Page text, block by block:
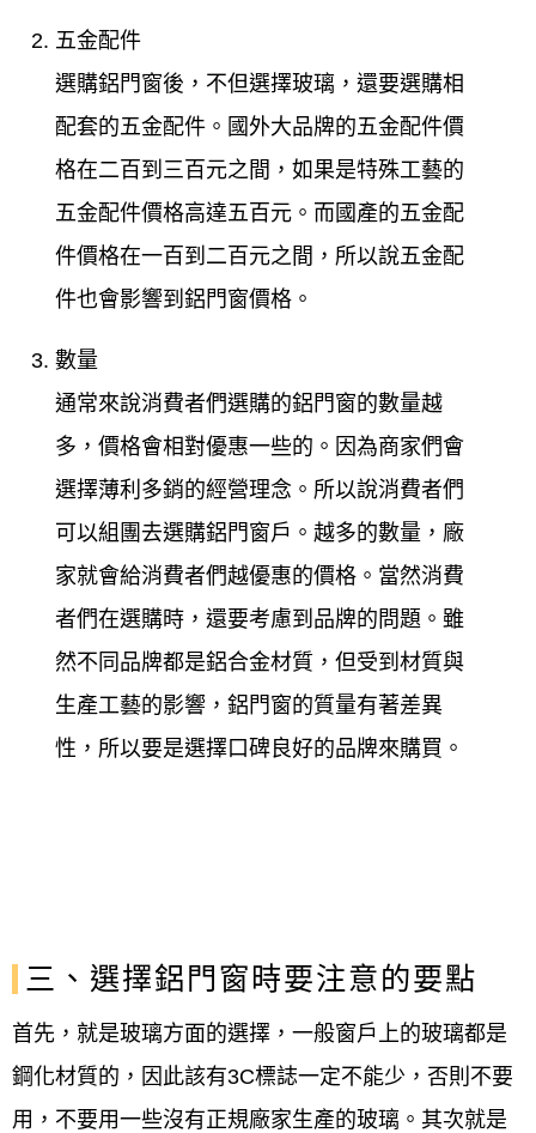
五金配件
選購鋁門窗後，不但選擇玻璃，還要選購相
配套的五金配件。國外大品牌的五金配件價
格在二百到三百元之間，如果是特殊工藝的
五金配件價格高達五百元。而國產的五金配
件價格在一百到二百元之間，所以說五金配
件也會影響到鋁門窗價格。
數量
通常來說消費者們選購的鋁門窗的數量越
多，價格會相對優惠一些的。因為商家們會
選擇薄利多銷的經營理念。所以說消費者們
可以組團去選購鋁門窗戶。越多的數量，廠
家就會給消費者們越優惠的價格。當然消費
者們在選購時，還要考慮到品牌的問題。雖
然不同品牌都是鋁合金材質，但受到材質與
生產工藝的影響，鋁門窗的質量有著差異
性，所以要是選擇口碑良好的品牌來購買。
三、選擇鋁門窗時要注意的要點
首先，就是玻璃方面的選擇，一般窗戶上的玻璃都是
鋼化材質的，因此該有3C標誌一定不能少，否則不要
用，不要用一些沒有正規廠家生產的玻璃。其次就是